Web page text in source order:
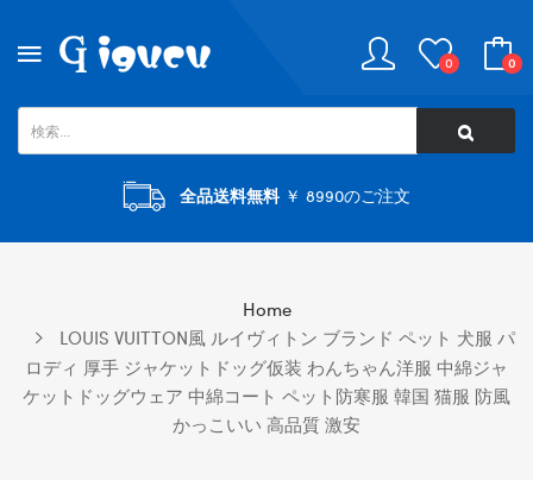
0 0
全品送料無料￥ 8990のご注文
Home
LOUIS VUITTON風 ルイヴィトン ブランド ペット 犬服 パ
ロディ 厚手 ジャケットドッグ仮装 わんちゃん洋服 中綿ジャ
ケットドッグウェア 中綿コート ペット防寒服 韓国 猫服 防風
かっこいい 高品質 激安